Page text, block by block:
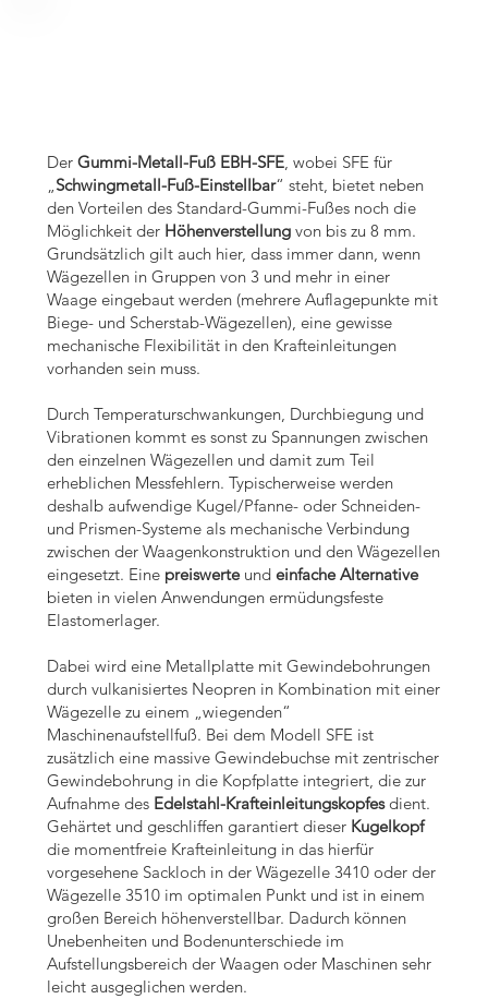
Der Gummi-Metall-Fuß EBH-SFE, wobei SFE für
„Schwingmetall-Fuß-Einstellbar“ steht, bietet neben
den Vorteilen des Standard-Gummi-Fußes noch die
Möglichkeit der Höhenverstellungvon bis zu 8 mm.
Grundsätzlich gilt auch hier, dass immer dann, wenn
Wägezellen in Gruppen von 3 und mehr in einer
Waage eingebaut werden (mehrere Auflagepunkte mit
Biege- und Scherstab-Wägezellen), eine gewisse
mechanische Flexibilität in den Krafteinleitungen
vorhanden sein muss.
Durch Temperaturschwankungen, Durchbiegung und
Vibrationen kommt es sonst zu Spannungen zwischen
den einzelnen Wägezellen und damit zum Teil
erheblichen Messfehlern. Typischerweise werden
deshalb aufwendige Kugel/Pfanne- oder Schneiden-
und Prismen-Systeme als mechanische Verbindung
zwischen der Waagenkonstruktion und den Wägezellen
eingesetzt. Eine preiswerteund einfache Alternative
bieten in vielen Anwendungen ermüdungsfeste
Elastomerlager.
Dabei wird eine Metallplatte mit Gewindebohrungen
durch vulkanisiertes Neopren in Kombination mit einer
Wägezelle zu einem „wiegenden“
Maschinenaufstellfuß. Bei dem Modell SFE ist
zusätzlich eine massive Gewindebuchse mit zentrischer
Gewindebohrung in die Kopfplatte integriert, die zur
Aufnahme des Edelstahl-Krafteinleitungskopfesdient.
Gehärtet und geschliffen garantiert dieser Kugelkopf
die momentfreie Krafteinleitung in das hierfür
vorgesehene Sackloch in der Wägezelle 3410 oder der
Wägezelle 3510 im optimalen Punkt und ist in einem
großen Bereich höhenverstellbar. Dadurch können
Unebenheiten und Bodenunterschiede im
Aufstellungsbereich der Waagen oder Maschinen sehr
leicht ausgeglichen werden.